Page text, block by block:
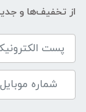
از تخفیف‌ها و